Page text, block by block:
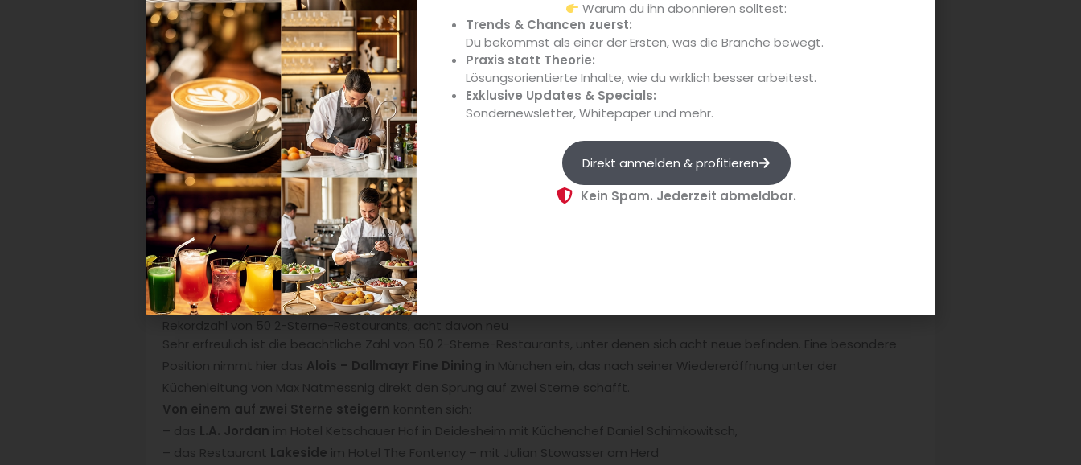
Mühle Schluchsee (Quelle: Tröndle Hotelbetriebe / Marius Tröndle)
Das neue 3-Sterne-Restaurant JAN
Für eine Sensation sorgteJan Hartwig . Der bereits aus dem MünchnerAtelierfür seine 3-Sterne-Küche bekannte
Küchenchef hat es erneut in die Top-Liga geschafft und ein weiteres Mal seine brillante Gabe bewiesen, die ihn zu einem der
besten Köche Deutschlands macht. Mit seinem
JANim Münchner Museumsquartier hat er sich nicht nur den Traum vom
eigenen Restauranterfüllt, er hat auch an seine vorherige Spitzenleistung angeknüpft und wurde für seine kreative Küche
direkt mit drei Sternen ausgezeichnet. Begeisterung bei den Michelin-Inspektoren: „Jan Hartwig beherrscht Handwerk und
Technik in Perfektion und wagt auch mal etwas Unerwartetes. Fantastisch die Variation von Produkten und Aromen – hier wird
internationales Top-Niveau geboten!“ Und dann ist da noch die angenehm relaxte Atmosphäre, zu der das wertig-moderne
Interieur sowie der entspannte und zugleich hochprofessionelle Service gleichermaßen beitragen.
Rekordzahl von 50 2-Sterne-Restaurants, acht davon neu
Sehr erfreulich ist die beachtliche Zahl von 50 2-Sterne-Restaurants, unter denen sich acht neue befinden. Eine besondere
Position nimmt hier das Alois – Dallmayr Fine Dining in München ein, das nach seiner Wiedereröffnung unter der
Küchenleitung von Max Natmessnig direkt den Sprung auf zwei Sterne schafft.
Von einem auf zwei Sterne steigern konnten sich:
– das L.A. Jordan im Hotel Ketschauer Hof in Deidesheim mit Küchenchef Daniel Schimkowitsch,
– das Restaurant Lakeside im Hotel The Fontenay – mit Julian Stowasser am Herd
Warum du ihn abonnieren solltest:
Trends & Chancen zuerst:
Du bekommst als einer der Ersten, was die Branche bewegt.
Praxis statt Theorie:
Lösungsorientierte Inhalte, wie du wirklich besser arbeitest.
Exklusive Updates & Specials:
Sondernewsletter, Whitepaper und mehr.
Direkt anmelden & profitieren
Kein Spam. Jederzeit abmeldbar.